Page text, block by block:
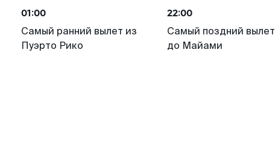
01:00
Самый ранний вылет из
Пуэрто Рико
22:00
Самый поздний вылет
до Майами